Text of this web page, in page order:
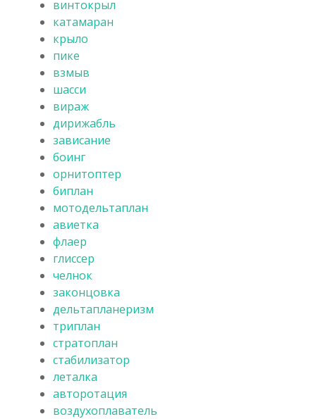
винтокрыл
катамаран
крыло
пике
взмыв
шасси
вираж
дирижабль
зависание
боинг
орнитоптер
биплан
мотодельтаплан
авиетка
флаер
глиссер
челнок
законцовка
дельтапланеризм
триплан
стратоплан
стабилизатор
леталка
авторотация
воздухоплаватель